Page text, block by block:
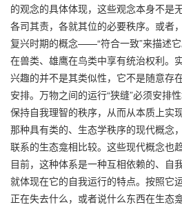
的观念的具体体现，这些观念本身不是
各司其责，各就其位的必要秩序。或者
复兴时期的概念——“符合一致”来描述
在兽类、雄鹰在鸟类中享有统治权利。
兴趣的并不是其类似性，它不是随意存
安排。万物之间的运行“狭缝”必须安排
保持自我理智的秩序，从而从本质上实
那种具有类的、生态学秩序的现代概念
联系的生态龛相比较。这些现代概念也
目前，这种体系是一种互相依赖的、自
就体现在它的自我运行的特点。按照它
正在失去什么，或者说什么东西在生态